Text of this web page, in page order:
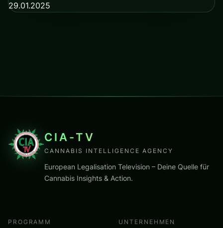
29.01.2025
CIA-TV
CANNABIS INTELLIGENCE AGENCY
European Legalisation Television – Deine Quelle für
Cannabis Insights & Action.
PROGRAMM UNTERNEHMEN